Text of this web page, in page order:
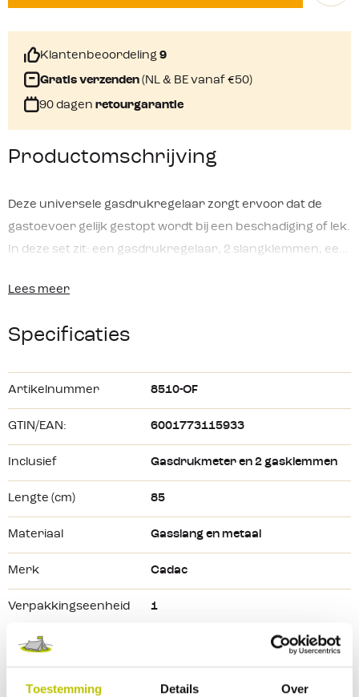
Toestemming Details Over
Klantenbeoordeling 9
Gratis verzenden (NL & BE vanaf €50)
90 dagen retourgarantie
Productomschrijving
Deze universele gasdrukregelaar zorgt ervoor dat de
gastoevoer gelijk gestopt wordt bij een beschadiging of lek.
In deze set zit: een gasdrukregelaar, 2 slangklemmen, een
Lees meer
Specificaties
Artikelnummer 8510-OF
GTIN/EAN: 6001773115933
Inclusief Gasdrukmeter en 2 gasklemmen
Lengte (cm) 85
Materiaal Gasslang en metaal
Merk Cadac
Verpakkingseenheid 1
Reviews